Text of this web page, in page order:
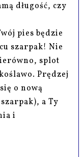
długość, czy
pies będzie
szarpak! Nie
splot
Prędzej
o nową
a Ty
i